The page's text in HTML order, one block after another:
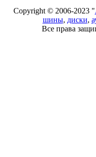
Copyright © 2006-2023 "
шины, диски,
Все права